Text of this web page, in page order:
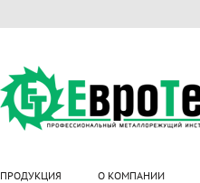
ПРОДУКЦИЯ О КОМПАНИИ